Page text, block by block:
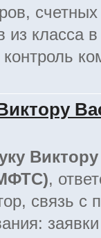
из класса в
,
связь с